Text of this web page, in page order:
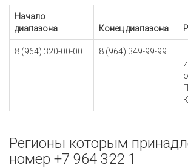
Начало
диапазона
Конец диапазона
8 (964) 320-00-00 8 (964) 349-99-99
Регионы которым
номер +7 964 322 1